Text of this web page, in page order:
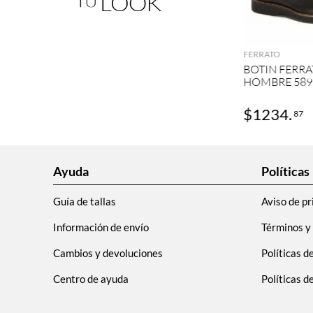
FERRATO
BOTIN
HOMBRE
$1234.87
Ayuda
Guía de tallas
Información de envío
Cambios y devoluciones
Centro de ayuda
Políticas
Aviso de
Términos
Políticas
Políticas